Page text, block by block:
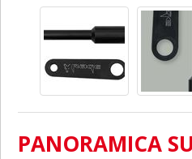
PANORAMICA